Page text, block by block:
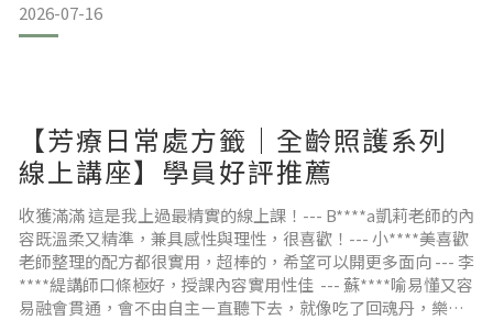
《NAHA 芳療認證完整指南-下篇：在台怎麼考？費用需多
少？》「在台灣怎麼考」或「費用要多少」延伸閱讀：
2026-07-16
【芳療日常處方籤｜全齡照護系列
線上講座】學員好評推薦
收獲滿滿 這是我上過最精實的線上課！--- B****a凱莉老師的內
容既溫柔又精準，兼具感性與理性，很喜歡！--- 小****美喜歡
老師整理的配方都很實用，超棒的，希望可以開更多面向 --- 李
****緹講師口條極好，授課內容實用性佳 --- 蘇****喻易懂又容
易融會貫通，會不由自主ㄧ直聽下去，就像吃了回魂丹，樂在